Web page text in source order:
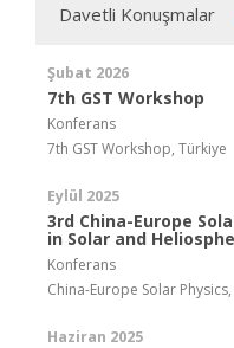
Davetli Konuşmalar
Şubat 2026
7th GST Workshop
Konferans
7th GST Workshop, Türkiye
Eylül 2025
3rd China-Europe
in Solar and
Konferans
China-Europe Solar Physics,
Haziran 2025